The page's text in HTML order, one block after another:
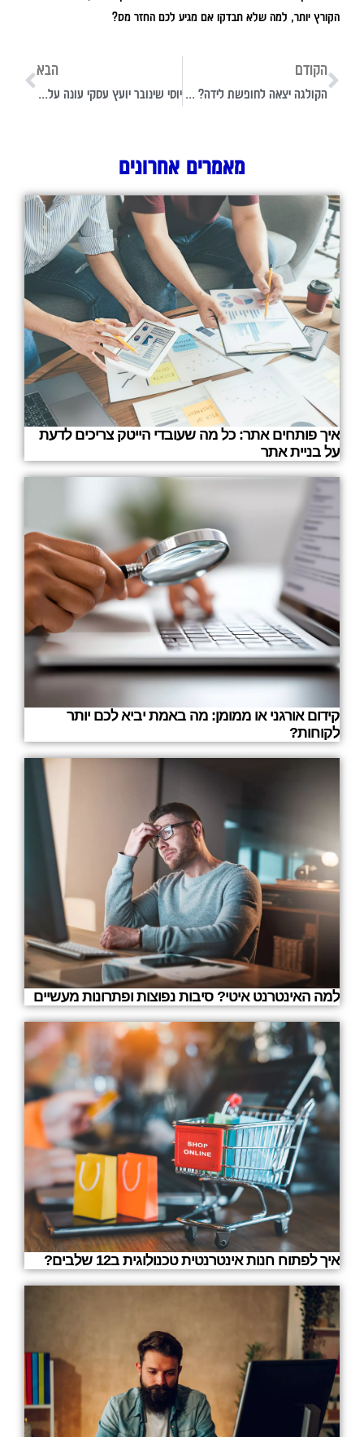
הקורץ יותר, למה שלא תבדקו אם מגיע לכם החזר מס?
הקודם
הקולגה יצאה לחופשת לידה? כך תפנקו אותה במתנה מהמשרד
הבא
יוסי שינובר יועץ עסקי עונה על השאלה: האם אפשר לעבוד בהייטק גם בלי תואר?
מאמרים אחרונים
איך פותחים אתר: כל מה שעובדי הייטק צריכים לדעת
על בניית אתר
קידום אורגני או ממומן: מה באמת יביא לכם יותר
לקוחות?
למה האינטרנט איטי? סיבות נפוצות ופתרונות מעשיים
איך לפתוח חנות אינטרנטית טכנולוגית ב12 שלבים?